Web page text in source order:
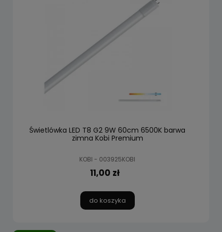
Świetlówka LED T8 G2 9W 60cm 6500K barwa
zimna Kobi Premium
KOBI - 003925KOBI
11,00 zł
do koszyka